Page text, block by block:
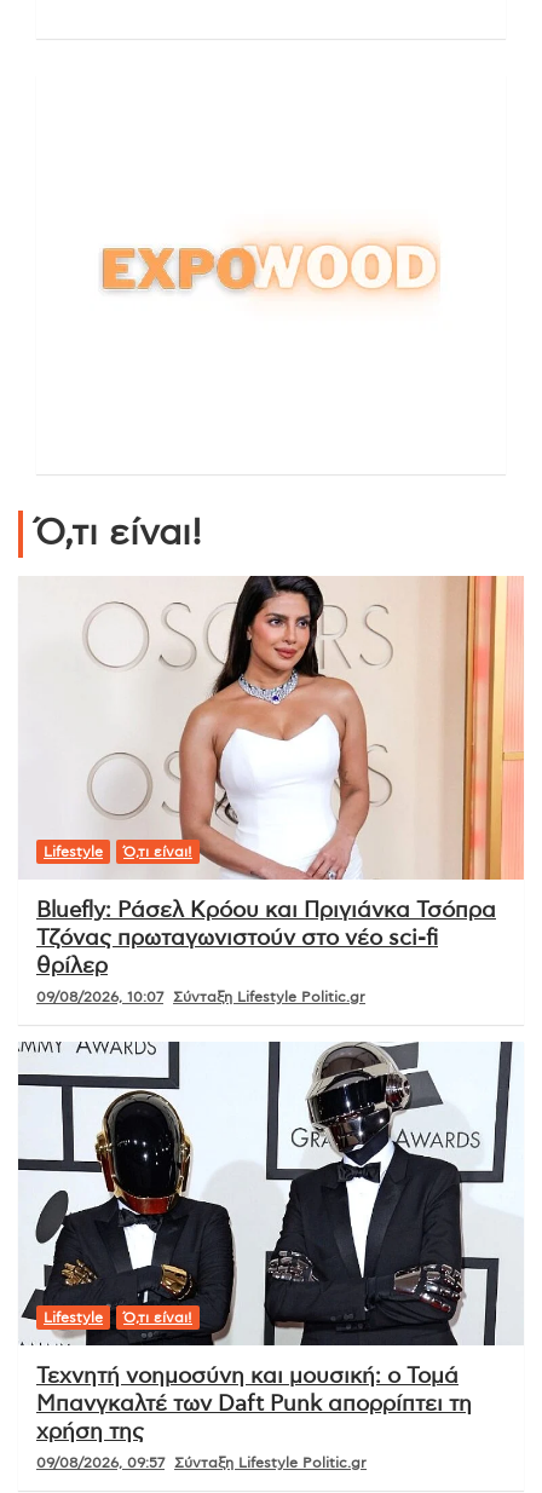
Ό,τι είναι!
Lifestyle Ό,τι είναι!
Bluefly: Ράσελ Κρόου και Πριγιάνκα Τσόπρα
Τζόνας πρωταγωνιστούν στο νέο sci-fi
θρίλερ
09/08/2026, 10:07 Σύνταξη Lifestyle Politic.gr
Lifestyle Ό,τι είναι!
Τεχνητή νοημοσύνη και μουσική: ο Τομά
Μπανγκαλτέ των Daft Punk απορρίπτει τη
χρήση της
09/08/2026, 09:57 Σύνταξη Lifestyle Politic.gr